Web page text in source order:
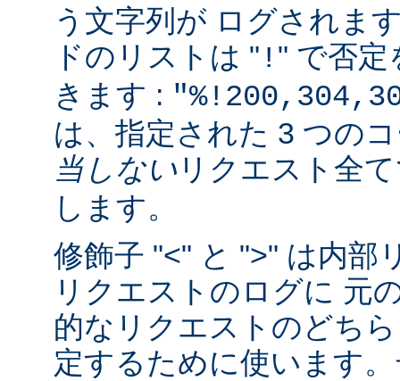
う文字列が ログされま
ドのリストは " ! " で否定
きます :
は、指定された 3 つの
当しない リクエスト全
します。
修飾子 "<" と ">" は内部
リクエストのログに 元
的なリクエストのどち
定するために使います